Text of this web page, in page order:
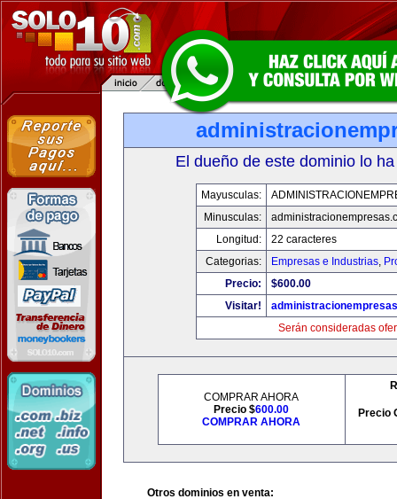
El dueño de este dominio lo
Mayusculas:
Minusculas:
Longitud:
22 caracteres
Categorias:
Empresas e Industrias,
Precio:
$600.00
Visitar!
Serán consideradas
COMPRAR AHORA
Precio $600.00
COMPRAR AHORA
Precio
Otros dominios en venta: